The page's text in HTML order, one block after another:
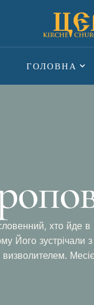
ГОЛОВНА
хто йде
Його зустрічали